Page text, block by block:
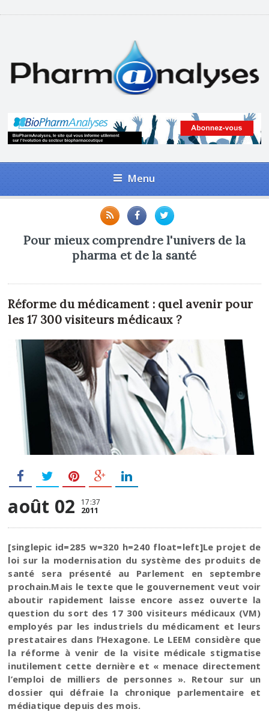
Menu
Pour mieux comprendre l'univers de la
pharma et de la santé
Réforme du médicament : quel avenir pour
les 17 300 visiteurs médicaux ?
août 02 17:37
2011
[singlepic id=285 w=320 h=240 float=left]Le projet de
loi sur la modernisation du système des produits de
santé sera présenté au Parlement en septembre
prochain.Mais le texte que le gouvernement veut voir
aboutir rapidement laisse encore assez ouverte la
question du sort des 17 300 visiteurs médicaux (VM)
employés par les industriels du médicament et leurs
prestataires dans l’Hexagone. Le LEEM considère que
la réforme à venir de la visite médicale stigmatise
inutilement cette dernière et « menace directement
l’emploi de milliers de personnes ». Retour sur un
dossier qui défraie la chronique parlementaire et
médiatique depuis des mois.